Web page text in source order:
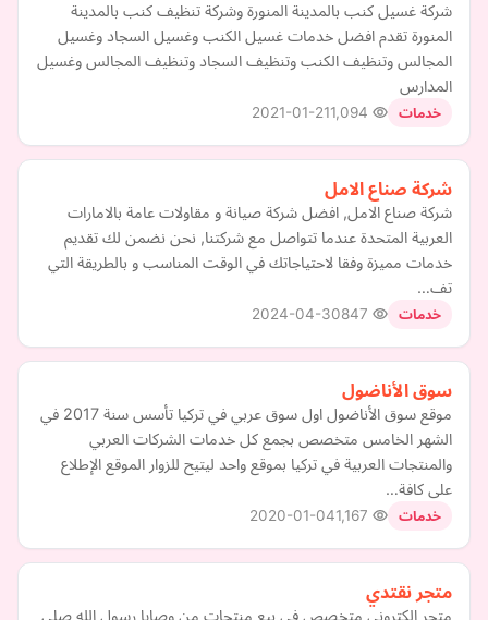
شركة غسيل كنب بالمدينة المنورة وشركة تنظيف كنب بالمدينة
المنورة تقدم افضل خدمات غسيل الكنب وغسيل السجاد وغسيل
المجالس وتنظيف الكنب وتنظيف السجاد وتنظيف المجالس وغسيل
المدارس
خدمات 2021-01-21
شركة صناع الامل
شركة صناع الامل, افضل شركة صيانة و مقاولات عامة بالامارات
العربية المتحدة عندما تتواصل مع شركتنا, نحن نضمن لك تقديم
خدمات مميزة وفقا لاحتياجاتك في الوقت المناسب و بالطريقة التي
تف…
خدمات 2024-04-30
سوق الأناضول
موقع سوق الأناضول اول سوق عربي في تركيا تأسس سنة 2017 في
الشهر الخامس متخصص بجمع كل خدمات الشركات العربي
والمنتجات العربية في تركيا بموقع واحد ليتيح للزوار الموقع الإطلاع
على كافة…
خدمات 2020-01-04
متجر نقتدي
متجر إلكتروني متخصص في بيع منتجات من وصايا رسول الله صلى